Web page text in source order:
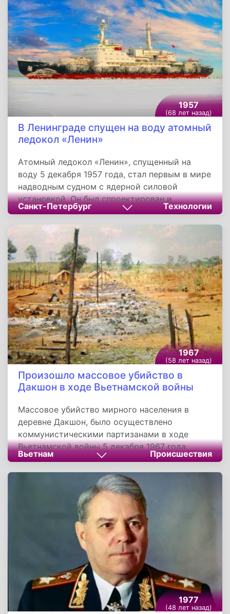
1957
(68 лет назад)
В Ленинграде спущен на воду атомный
ледокол «Ленин»
Атомный ледокол «Ленин», спущенный на
воду 5 декабря 1957 года, стал первым в мире
надводным судном с ядерной силовой
установкой. Он был спроектирован и
построен для обслуживания Северного
морского пути между Дальним Востоком и
Европейской частью России, а также
экспедиционного плавания в Арктике. Над
проектом корабля работали ученые во главе с
физиком Анатолием Александровым.
Санкт-Петербург Технологии
1967
(58 лет назад)
Произошло массовое убийство в
Дакшон в ходе Вьетнамской войны
Массовое убийство мирного населения в
деревне Дакшон, было осуществлено
коммунистическими партизанами в ходе
Вьетнамской войны 5 декабря 1967 года.
Деревня Дакшон была расположена в Южном
Вьетнаме, в 120 километрах северо-восточнее
Сайгона. Всего было убито 252 мирных
жителя. Пропавшими без вести числились 500
человек, часть из которых бежала в джунгли.
Вьетнам Происшествия
1977
(48 лет назад)